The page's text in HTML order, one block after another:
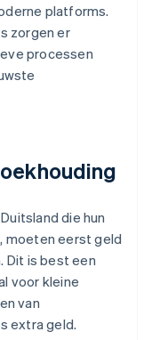
platforms.
zorgen er
processen
die hun
moeten eerst geld
Dit is best een
voor kleine
van
extra geld.